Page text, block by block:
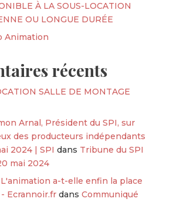
À LA SOUS-LOCATION
OU LONGUE DURÉE
Animation
récents
SALLE DE MONTAGE
Arnal, Président du SPI, sur
des producteurs indépendants
2024 | SPI dans Tribune du SPI
mai 2024
a-t-elle enfin la place
Ecrannoir.frdans Communiqué